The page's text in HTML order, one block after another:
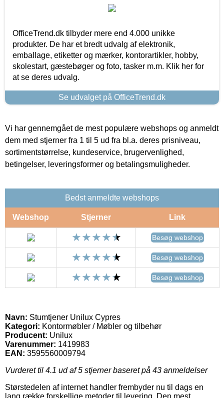
OfficeTrend.dk tilbyder mere end 4.000 unikke
produkter. De har et bredt udvalg af elektronik,
emballage, etiketter og mærker, kontorartikler, hobby,
skolestart, gæstebøger og foto, tasker m.m. Klik her for
at se deres udvalg.
Se udvalget på OfficeTrend.dk
Vi har gennemgået de mest populære webshops og anmeldt
dem med stjerner fra 1 til 5 ud fra bl.a. deres prisniveau,
sortimentstørrelse, kundeservice, brugervenlighed,
betingelser, leveringsformer og betalingsmuligheder.
Bedst anmeldte webshops
Webshop Stjerner Link
Besøg webshop
Besøg webshop
Besøg webshop
Navn: Stumtjener Unilux Cypres
Kategori: Kontormøbler / Møbler og tilbehør
Producent: Unilux
Varenummer: 1419983
EAN: 3595560009794
Vurderet til 4.1 ud af 5 stjerner baseret på 43 anmeldelser
Størstedelen af internet handler frembyder nu til dags en
lang række forskellige metoder til levering. Den mest